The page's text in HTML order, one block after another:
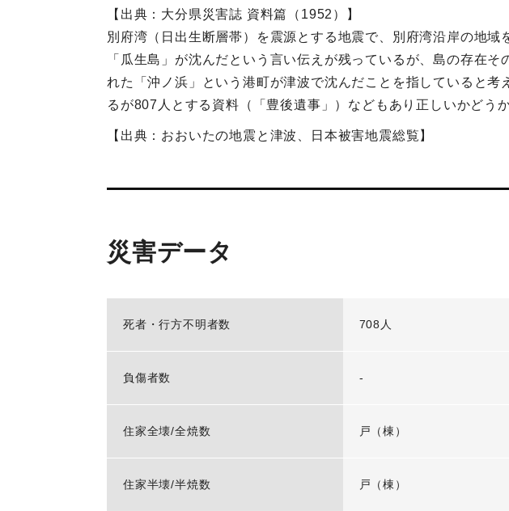
【出典：大分県災害誌 資料篇（1952）】
別府湾（日出生断層帯）を震源とする地震で、別府湾沿岸の地
「瓜生島」が沈んだという言い伝えが残っているが、島の存在
れた「沖ノ浜」という港町が津波で沈んだことを指していると
るが807人とする資料（「豊後遺事」）などもあり正しいかどう
【出典：おおいたの地震と津波、日本被害地震総覧】
災害データ
死者・行方不明者数 708人
負傷者数 -
住家全壊/全焼数 戸（棟）
住家半壊/半焼数 戸（棟）